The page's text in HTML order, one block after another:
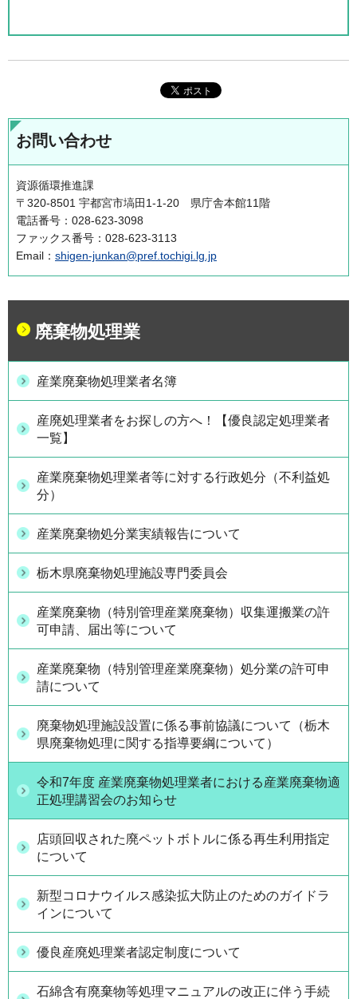
お問い合わせ
資源循環推進課
〒320-8501 宇都宮市塙田1-1-20 県庁舎本館11階
電話番号：028-623-3098
ファックス番号：028-623-3113
Email： shigen-junkan@pref.tochigi.lg.jp
廃棄物処理業
産業廃棄物処理業者名簿
産廃処理業者をお探しの方へ！【優良認定処理業者
一覧】
産業廃棄物処理業者等に対する行政処分（不利益処
分）
産業廃棄物処分業実績報告について
栃木県廃棄物処理施設専門委員会
産業廃棄物（特別管理産業廃棄物）収集運搬業の許
可申請、届出等について
産業廃棄物（特別管理産業廃棄物）処分業の許可申
請について
廃棄物処理施設設置に係る事前協議について（栃木
県廃棄物処理に関する指導要綱について）
令和7年度 産業廃棄物処理業者における産業廃棄物適
正処理講習会のお知らせ
店頭回収された廃ペットボトルに係る再生利用指定
について
新型コロナウイルス感染拡大防止のためのガイドラ
インについて
優良産廃処理業者認定制度について
石綿含有廃棄物等処理マニュアルの改正に伴う手続